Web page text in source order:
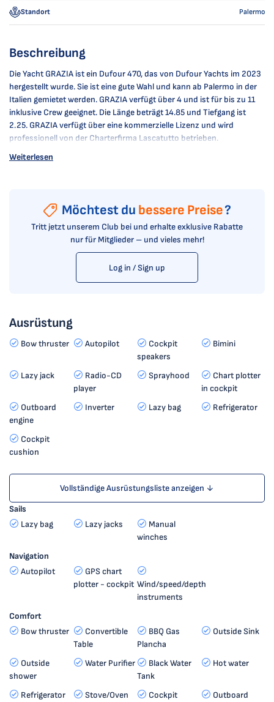
Standort Palermo
Beschreibung
Die Yacht GRAZIA ist ein Dufour 470, das von Dufour Yachts im 2023
hergestellt wurde. Sie ist eine gute Wahl und kann ab Palermo in der
Italien gemietet werden. GRAZIA verfügt über 4 und ist für bis zu 11
inklusive Crew geeignet. Die Länge beträgt 14.85 und Tiefgang ist
2.25. GRAZIA verfügt über eine kommerzielle Lizenz und wird
professionell von der Charterfirma Lascatutto betrieben.
Weiterlesen
Möchtest du bessere Preise?
Tritt jetzt unserem Club bei und erhalte exklusive Rabatte
nur für Mitglieder – und vieles mehr!
Log in / Sign up
Ausrüstung
Bow thruster Autopilot
Cockpit
speakers
Bimini
Lazy jack
Radio-CD
player
Sprayhood
Chart plotter
in cockpit
Outboard
engine
Inverter Lazy bag Refrigerator
Cockpit
cushion
Vollständige Ausrüstungsliste anzeigen ↓
Sails
Lazy bag
Lazy jacks
Manual
winches
Navigation
Autopilot
GPS chart
plotter - cockpit Wind/speed/depth
instruments
Comfort
Bow thruster
Convertible
Table
BBQ Gas
Plancha
Outside Sink
Outside
shower
Water Purifier
Black Water
Tank
Hot water
Refrigerator Stove/Oven Cockpit Outboard